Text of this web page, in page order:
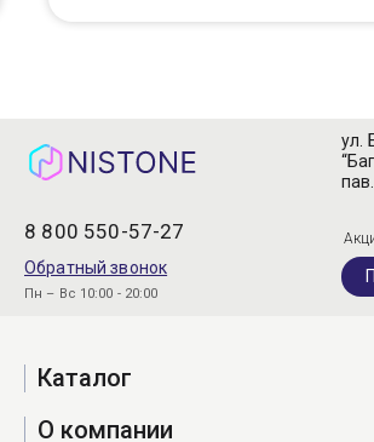
8 800 550-57-27
Обратный звонок
Пн – Вс 10:00 - 20:00
ул.
Каталог
О компании